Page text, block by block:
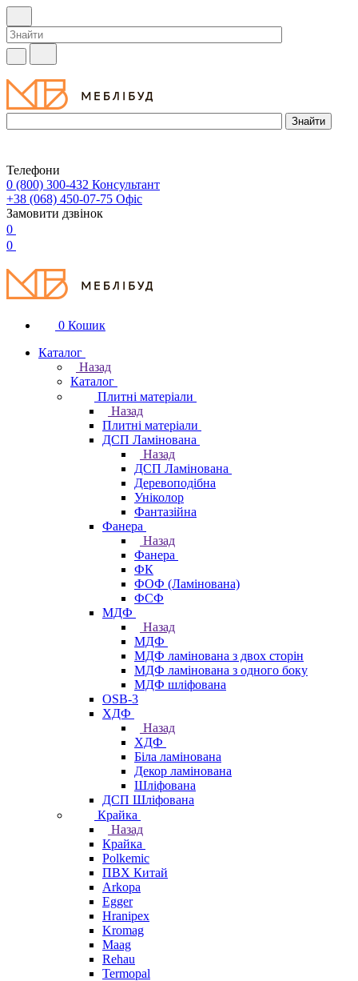
Телефони
0 (800) 300-432 Консультант
+38 (068) 450-07-75 Офіс
Замовити дзвінок
0
0
0 Кошик
Каталог
Назад
Каталог
Плитні матеріали
Назад
Плитні матеріали
ДСП Ламінована
Назад
ДСП Ламінована
Деревоподібна
Уніколор
Фантазійна
Фанера
Назад
Фанера
ФК
ФОФ (Ламінована)
ФСФ
МДФ
Назад
МДФ
МДФ ламінована з двох сторін
МДФ ламінована з одного боку
МДФ шліфована
OSB-3
ХДФ
Назад
ХДФ
Біла ламінована
Декор ламінована
Шліфована
ДСП Шліфована
Крайка
Назад
Крайка
Polkemic
ПВХ Китай
Arkopa
Egger
Hranipex
Kromag
Maag
Rehau
Termopal